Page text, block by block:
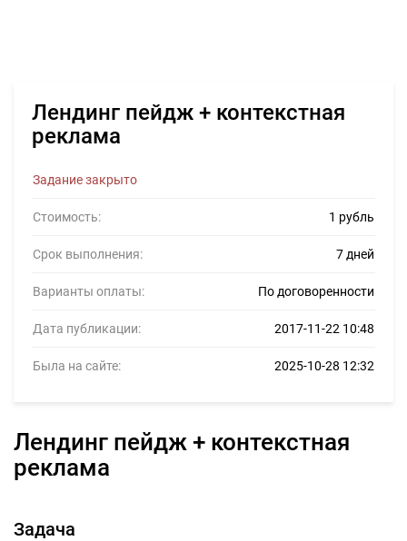
Лендинг пейдж + контекстная
реклама
Задание закрыто
Стоимость: 1 рубль
Срок выполнения: 7 дней
Варианты оплаты: По договоренности
Дата публикации: 2017-11-22 10:48
Была на сайте: 2025-10-28 12:32
Лендинг пейдж + контекстная
реклама
Задача